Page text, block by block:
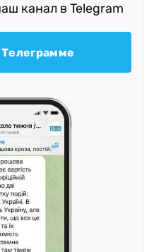
канал в Telegram